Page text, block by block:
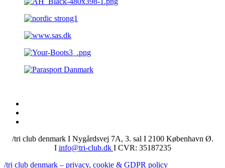
/tri club denmark I Nygårdsvej 7A, 3. sal I 2100 København Ø.
I info@tri-club.dk I CVR: 35187235
/tri club denmark – privacy, cookie & GDPR policy